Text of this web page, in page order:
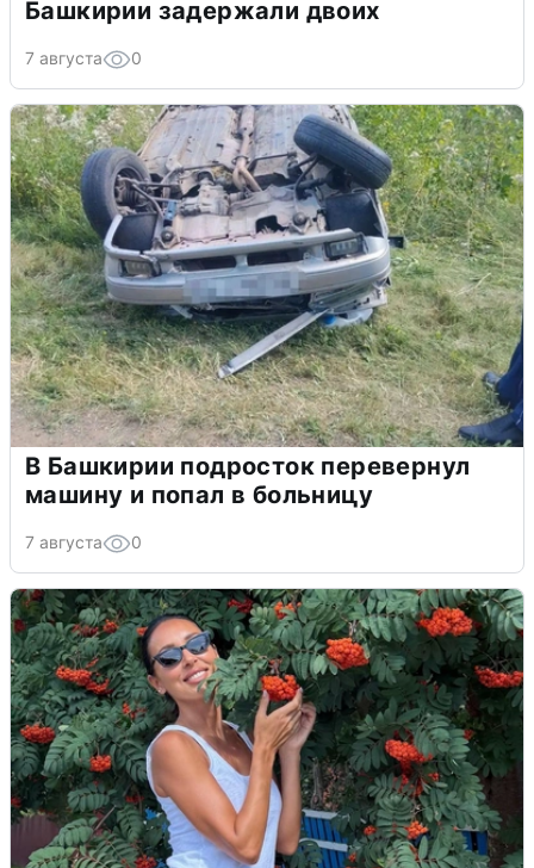
Башкирии задержали двоих
7 августа 0
В Башкирии подросток перевернул
машину и попал в больницу
7 августа 0